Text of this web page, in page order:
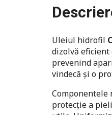
Uleiul hidrofil
dizolvă
prevenind
vindecă și o
Componentele
protecție a